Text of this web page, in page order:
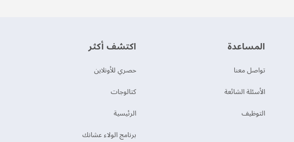
‫المساعدة‬
تواصل معنا
الأسئلة الشائعة
التوظيف
اكتشف أكثر
حصري للأونلاين
‫كتالوجات‬
الرئيسية
برنامج الولاء عشانك